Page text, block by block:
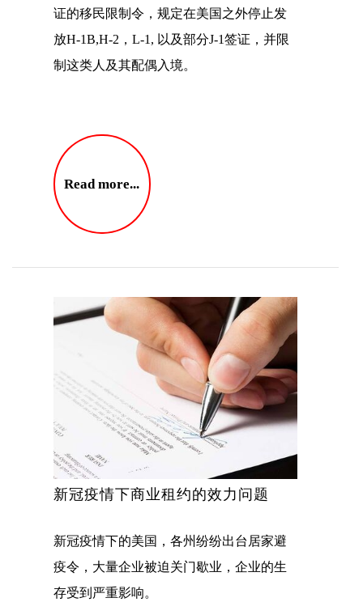
证的移民限制令，规定在美国之外停止发
放H-1B,H-2，L-1, 以及部分J-1签证，并限
制这类人及其配偶入境。
Read more...
新冠疫情下商业租约的效力问题
新冠疫情下的美国，各州纷纷出台居家避
疫令，大量企业被迫关门歇业，企业的生
存受到严重影响。